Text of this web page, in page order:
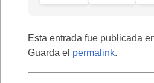
Esta entrada fue publicada
Guarda el permalink.